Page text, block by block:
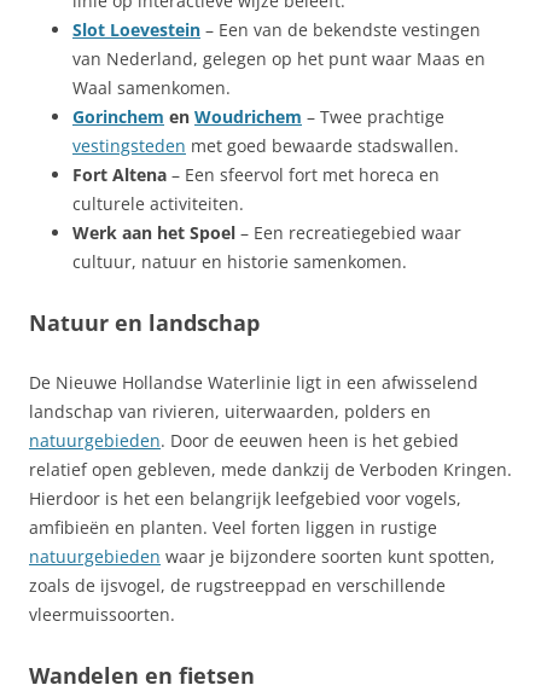
Slot Loevestein – Een van de bekendste vestingen
van Nederland, gelegen op het punt waar Maas en
Waal samenkomen.
Gorinchem en Woudrichem – Twee prachtige
vestingsteden met goed bewaarde stadswallen.
Fort Altena – Een sfeervol fort met horeca en
culturele activiteiten.
Werk aan het Spoel – Een recreatiegebied waar
cultuur, natuur en historie samenkomen.
Natuur en landschap
De Nieuwe Hollandse Waterlinie ligt in een afwisselend
landschap van rivieren, uiterwaarden, polders en
natuurgebieden. Door de eeuwen heen is het gebied
relatief open gebleven, mede dankzij de Verboden Kringen.
Hierdoor is het een belangrijk leefgebied voor vogels,
amfibieën en planten. Veel forten liggen in rustige
natuurgebieden waar je bijzondere soorten kunt spotten,
zoals de ijsvogel, de rugstreeppad en verschillende
vleermuissoorten.
Wandelen en fietsen